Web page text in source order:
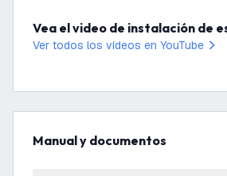
Vea el video de instalación de
Ver todos los vídeos en YouTube
Manual y documentos